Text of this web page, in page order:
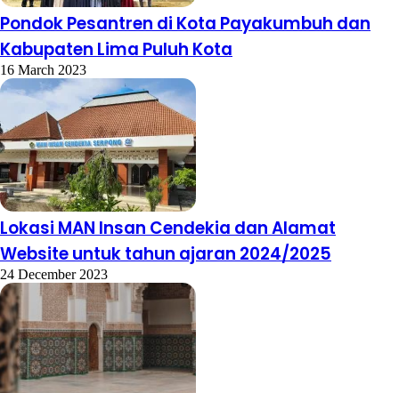
Pondok Pesantren di Kota Payakumbuh dan
Kabupaten Lima Puluh Kota
16 March 2023
Lokasi MAN Insan Cendekia dan Alamat
Website untuk tahun ajaran 2024/2025
24 December 2023